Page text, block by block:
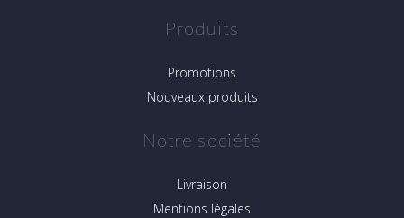
Produits
Promotions
Nouveaux produits
Notre société
Livraison
Mentions légales